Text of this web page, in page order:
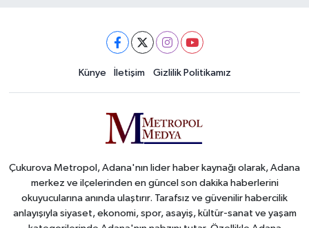
Künye İletişim Gizlilik Politikamız
Çukurova Metropol, Adana'nın lider haber kaynağı olarak, Adana
merkez ve ilçelerinden en güncel son dakika haberlerini
okuyucularına anında ulaştırır. Tarafsız ve güvenilir habercilik
anlayışıyla siyaset, ekonomi, spor, asayiş, kültür-sanat ve yaşam